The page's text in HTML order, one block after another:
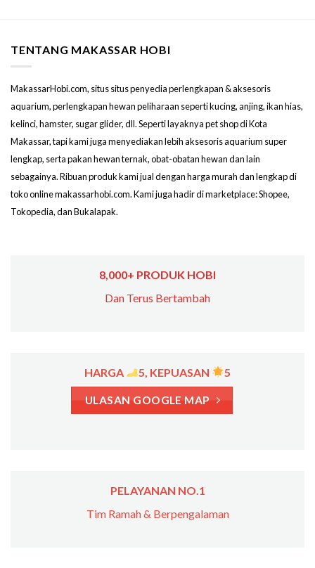
TENTANG MAKASSAR HOBI
MakassarHobi.com, situs situs penyedia perlengkapan & aksesoris
aquarium, perlengkapan hewan peliharaan seperti kucing, anjing, ikan hias,
kelinci, hamster, sugar glider, dll. Seperti layaknya pet shop di Kota
Makassar, tapi kami juga menyediakan lebih aksesoris aquarium super
lengkap, serta pakan hewan ternak, obat-obatan hewan dan lain
sebagainya. Ribuan produk kami jual dengan harga murah dan lengkap di
toko online makassarhobi.com. Kami juga hadir di marketplace: Shopee,
Tokopedia, dan Bukalapak.
8,000+ PRODUK HOBI
Dan Terus Bertambah
HARGA 5, KEPUASAN 5
ULASAN GOOGLE MAP
PELAYANAN NO.1
Tim Ramah & Berpengalaman